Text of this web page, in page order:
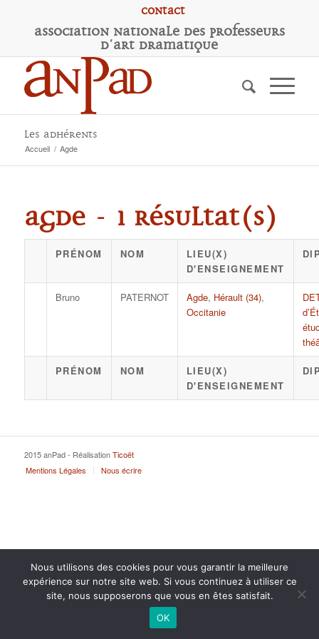
Contact
Association Nationale des Professeurs
d'Art Dramatique
Les adhérents
Accueil / Agde
Agde - 1 résultat(s)
PRÉNOM NOM
LIEU(X)
D'ENSEIGNEMENT
Bruno PATERNOT Agde, Hérault (34),
Occitanie
PRÉNOM NOM
LIEU(X)
D'ENSEIGNEMENT
2015 anPad - RéalisationTicoët
Mentions Légales
Nous écrire
Nous utilisons des cookies pour vous garantir la meilleure
expérience sur notre site web. Si vous continuez à utiliser ce
site, nous supposerons que vous en êtes satisfait.
OK